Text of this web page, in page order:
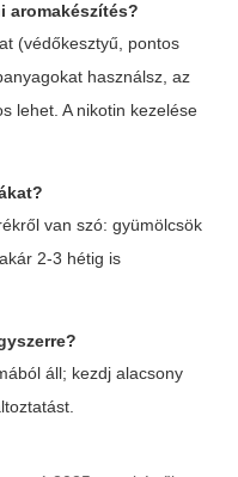
aromakészítés?
(védőkesztyű, pontos
használsz, az
lehet. A nikotin kezelése
van szó: gyümölcsök
2-3 hétig is
áll; kezdj alacsony